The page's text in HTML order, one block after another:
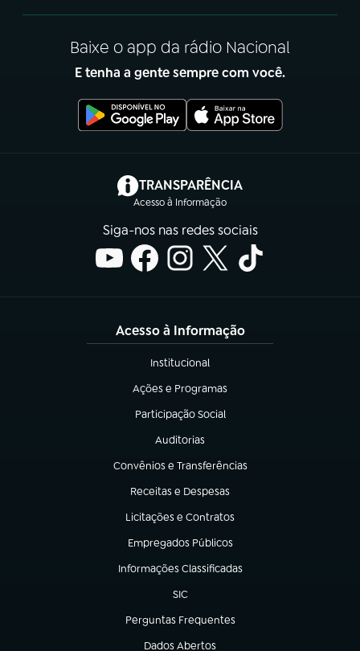
Baixe o app da rádio Nacional
E tenha a gente sempre com você.
TRANSPARÊNCIA
Acesso à Informação
(abre em nova aba)
Siga-nos nas redes sociais
Acesso à Informação
Institucional
(abre em nova aba)
Ações e Programas
(abre em nova aba)
Participação Social
(abre em nova aba)
Auditorias
(abre em nova aba)
Convênios e Transferências
(abre em nova aba)
Receitas e Despesas
(abre em nova aba)
Licitações e Contratos
(abre em nova aba)
Empregados Públicos
(abre em nova aba)
Informações Classificadas
(abre em nova aba)
SIC
(abre em nova aba)
Perguntas Frequentes
(abre em nova aba)
Dados Abertos